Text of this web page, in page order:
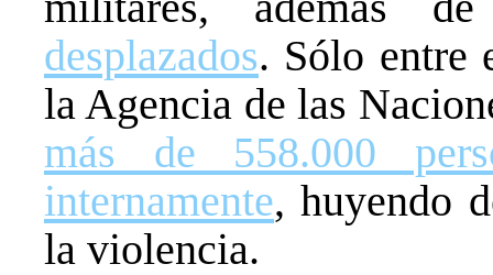
desplazados. Sólo entre
la Agencia de las
más de 558.000
internamente, huyendo
la violencia.